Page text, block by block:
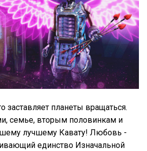
заставляет планеты вращаться.
семье, вторым половинкам и
лучшему Кавату! Любовь -
единство Изначальной